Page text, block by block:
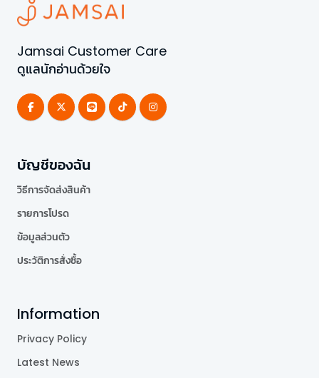
Jamsai Customer Care
ดูแลนักอ่านด้วยใจ
บัญชีของฉัน
วิธีการจัดส่งสินค้า
รายการโปรด
ข้อมูลส่วนตัว
ประวัติการสั่งซื้อ
Information
Privacy Policy
Latest News